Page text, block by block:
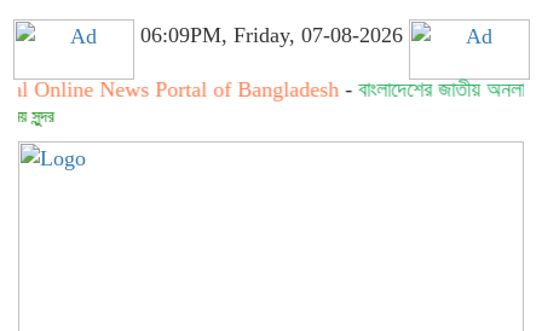
06:09PM, Friday, 07-08-2026
News Portal of Bangladesh-বাংলাদেশের জাতীয় অনলাইন নিউজ